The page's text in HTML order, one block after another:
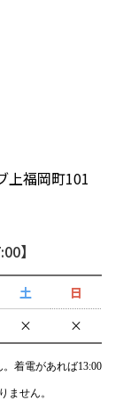
上福岡町101
】
土
日
× ×
着電があれば13:00
ません。